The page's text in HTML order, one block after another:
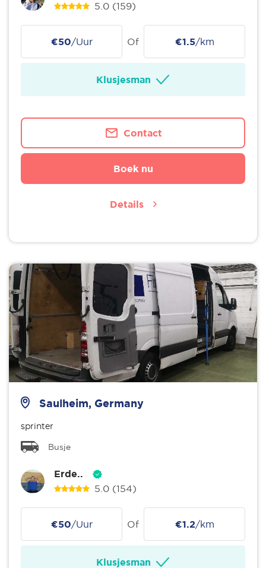
5.0 (159)
€50/Uur Of €1.5/km
Klusjesman
Contact
Boek nu
Details
Saulheim, Germany
sprinter
Busje
Erde..
5.0 (154)
€50/Uur Of €1.2/km
Klusjesman